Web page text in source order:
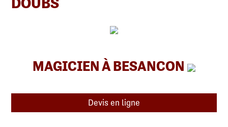
MAGICIEN À BESANCON
Devis en ligne